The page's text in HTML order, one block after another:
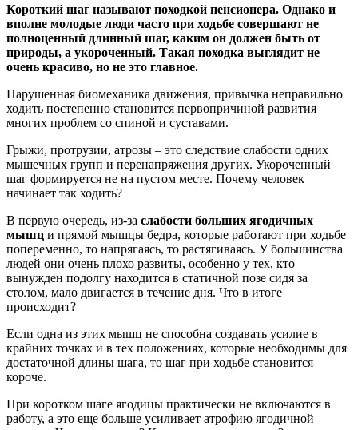
Короткий шаг называют походкой пенсионера. Однако и
вполне молодые люди часто при ходьбе совершают не
полноценный длинный шаг, каким он должен быть от
природы, а укороченный. Такая походка выглядит не
очень красиво, но не это главное.
Нарушенная биомеханика движения, привычка неправильно
ходить постепенно становится первопричиной развития
многих проблем со спиной и суставами.
Грыжи, протрузии, атрозы – это следствие слабости одних
мышечных групп и перенапряжения других. Укороченный
шаг формируется не на пустом месте. Почему человек
начинает так ходить?
В первую очередь, из-за слабости больших ягодичных
мышц и прямой мышцы бедра, которые работают при ходьбе
попеременно, то напрягаясь, то растягиваясь. У большинства
людей они очень плохо развиты, особенно у тех, кто
вынужден подолгу находится в статичной позе сидя за
столом, мало двигается в течение дня. Что в итоге
происходит?
Если одна из этих мышц не способна создавать усилие в
крайних точках и в тех положениях, которые необходимы для
достаточной длины шага, то шаг при ходьбе становится
короче.
При коротком шаге ягодицы практически не включаются в
работу, а это еще больше усиливает атрофию ягодичной